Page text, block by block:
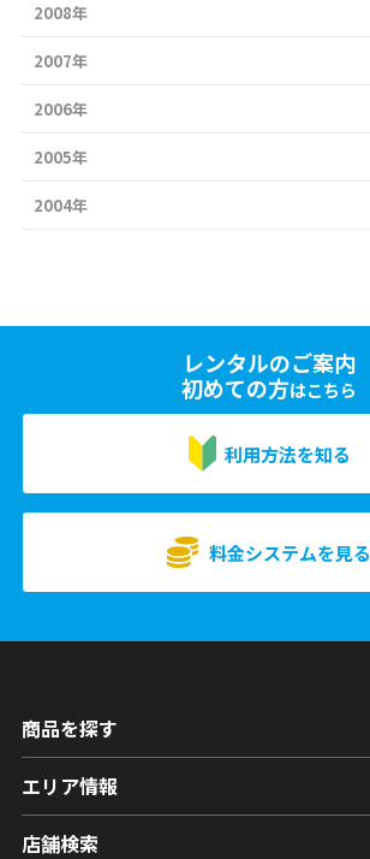
2008年
2007年
2006年
2005年
2004年
レンタルのご案内
初めての方はこちら
利用方法を知る
料金システムを見る
商品を探す
エリア情報
店舗検索